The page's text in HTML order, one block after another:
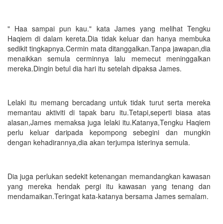
" Haa sampai pun kau." kata James yang melihat Tengku
Haqiem di dalam kereta.Dia tidak keluar dan hanya membuka
sedikit tingkapnya.Cermin mata ditanggalkan.Tanpa jawapan,dia
menaikkan semula cerminnya lalu memecut meninggalkan
mereka.Dingin betul dia hari itu setelah dipaksa James.
Lelaki itu memang bercadang untuk tidak turut serta mereka
memantau aktiviti di tapak baru itu.Tetapi,seperti biasa atas
alasan,James memaksa juga lelaki itu.Katanya,Tengku Haqiem
perlu keluar daripada kepompong sebegini dan mungkin
dengan kehadirannya,dia akan terjumpa isterinya semula.
Dia juga perlukan sedekit ketenangan memandangkan kawasan
yang mereka hendak pergi itu kawasan yang tenang dan
mendamaikan.Teringat kata-katanya bersama James semalam.